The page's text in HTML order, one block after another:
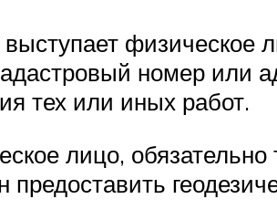
физическое
номер или
тех или иных работ.
лицо, обязательно
предоставить